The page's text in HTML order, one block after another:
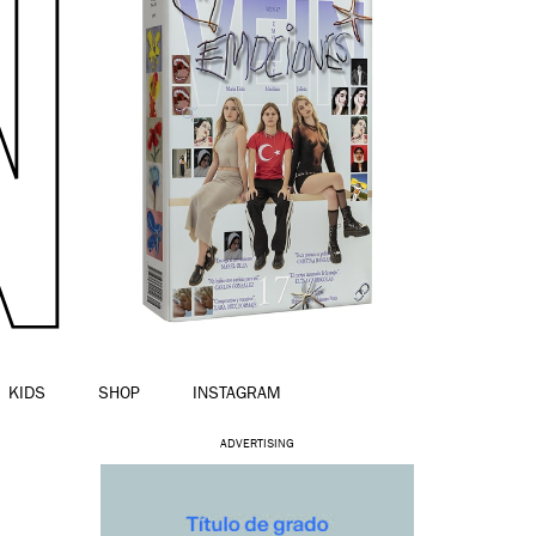
KIDS SHOP INSTAGRAM
ADVERTISING